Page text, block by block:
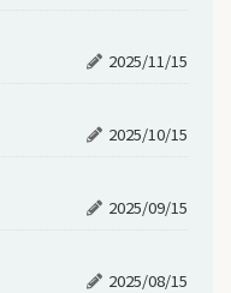
2025/11/15
2025/10/15
2025/09/15
2025/08/15